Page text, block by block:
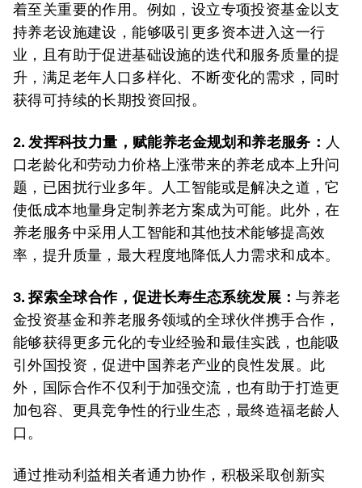
着至关重要的作用。例如，设立专项投资基金以支
持养老设施建设，能够吸引更多资本进入这一行
业，且有助于促进基础设施的迭代和服务质量的提
升，满足老年人口多样化、不断变化的需求，同时
获得可持续的长期投资回报。
2. 发挥科技力量，赋能养老金规划和养老服务： 人
口老龄化和劳动力价格上涨带来的养老成本上升问
题，已困扰行业多年。人工智能或是解决之道，它
使低成本地量身定制养老方案成为可能。此外，在
养老服务中采用人工智能和其他技术能够提高效
率，提升质量，最大程度地降低人力需求和成本。
3. 探索全球合作，促进长寿生态系统发展：与养老
金投资基金和养老服务领域的全球伙伴携手合作，
能够获得更多元化的专业经验和最佳实践，也能吸
引外国投资，促进中国养老产业的良性发展。此
外，国际合作不仅利于加强交流，也有助于打造更
加包容、更具竞争性的行业生态，最终造福老龄人
口。
通过推动利益相关者通力协作，积极采取创新实